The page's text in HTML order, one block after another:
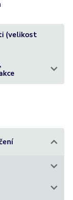
(velikost